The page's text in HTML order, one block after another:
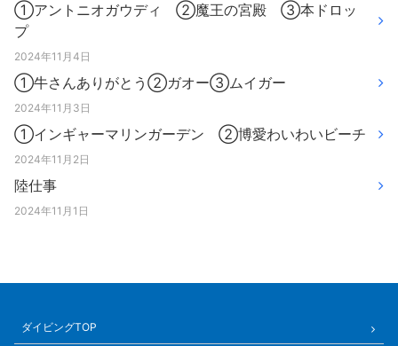
①アントニオガウディ ②魔王の宮殿 ③本ドロッ
プ
2024年11月4日
①牛さんありがとう②ガオー③ムイガー
2024年11月3日
①インギャーマリンガーデン ②博愛わいわいビーチ
2024年11月2日
陸仕事
2024年11月1日
ダイビングTOP